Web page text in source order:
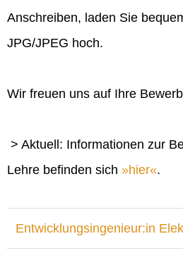
Anschreiben, laden Sie
JPG/JPEG hoch.
Wir freuen uns auf Ihre
> Aktuell: Informationen zur
Lehre befinden sich
hier .
Entwicklungsingenieur:in